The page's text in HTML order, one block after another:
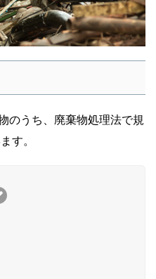
のうち、廃棄物処理法で規
す。